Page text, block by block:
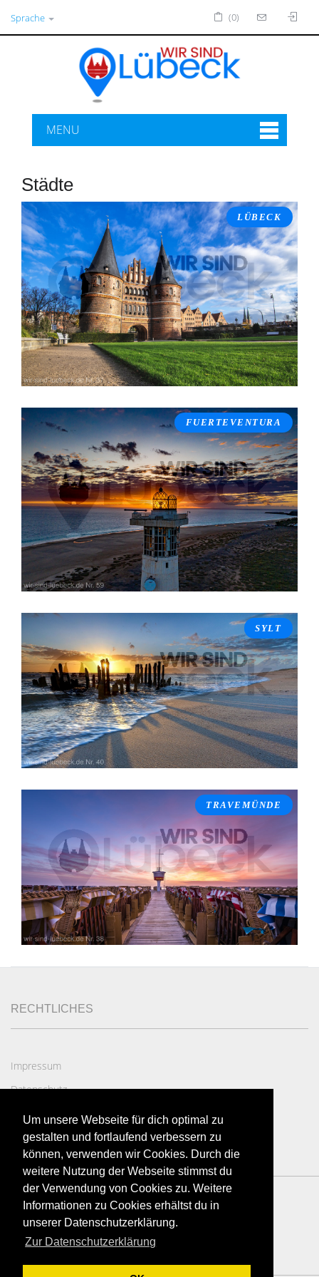
Um unsere Webseite für dich optimal zu
gestalten und fortlaufend verbessern zu
können, verwenden wir Cookies. Durch die
weitere Nutzung der Webseite stimmst du
der Verwendung von Cookies zu. Weitere
Informationen zu Cookies erhältst du in
unserer Datenschutzerklärung.
Zur Datenschutzerklärung
Sprache (0)
MENU
Städte
LÜBECK
FUERTEVENTURA
SYLT
TRAVEMÜNDE
RECHTLICHES
Impressum
Datenschutz
AGB
Widerruf